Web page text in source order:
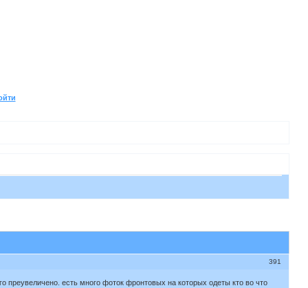
391
есть много фоток фронтовых на которых одеты кто во что